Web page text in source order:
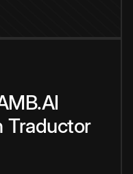
Traductor